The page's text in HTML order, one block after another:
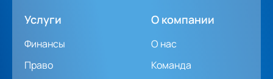
Услуги
Финансы
Право
О компании
О нас
Команда